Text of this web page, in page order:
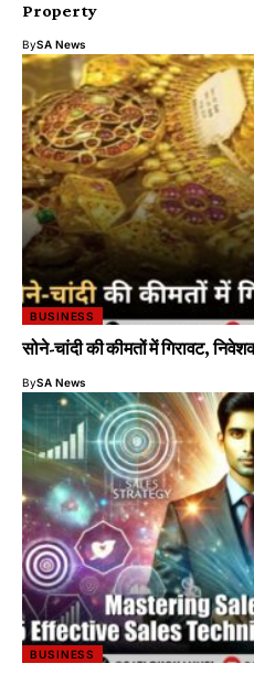
Property
BySA News
BUSINESS
सोने-चांदी की कीमतों में गिरावट,
BySA News
BUSINESS